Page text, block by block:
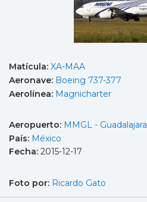
Matícula: XA-MAA
Aeronave: Boeing 737-377
Aerolínea: Magnicharter
Aeropuerto: MMGL - Guadalajara
País: México
Fecha: 2015-12-17
Foto por: Ricardo Gato